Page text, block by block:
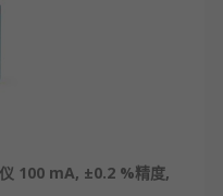
100 mA, ±0.2 %精度,